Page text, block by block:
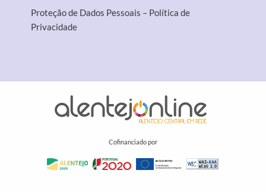
Proteção de Dados Pessoais – Política de
Privacidade
Cofinanciado por